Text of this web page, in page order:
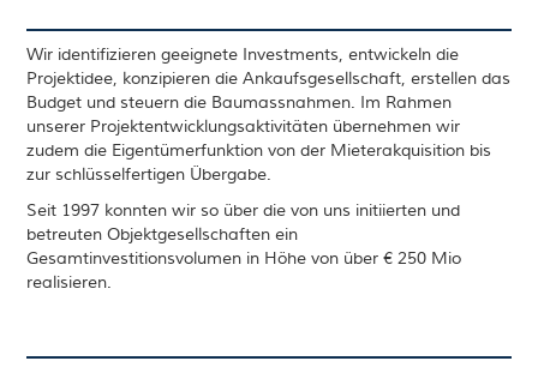
Wir identifizieren geeignete Investments, entwickeln die
Projektidee, konzipieren die Ankaufsgesellschaft, erstellen das
Budget und steuern die Baumassnahmen. Im Rahmen
unserer Projektentwicklungsaktivitäten übernehmen wir
zudem die Eigentümerfunktion von der Mieterakquisition bis
zur schlüsselfertigen Übergabe.
Seit 1997 konnten wir so über die von uns initiierten und
betreuten Objektgesellschaften ein
Gesamtinvestitionsvolumen in Höhe von über € 250 Mio
realisieren.